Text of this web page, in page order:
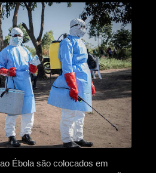
Ébola são colocados em